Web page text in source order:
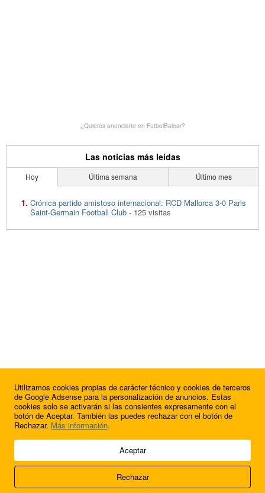
¿Quieres anunciarte en FutbolBalear?
Las noticias más leídas
Hoy Última semana Último mes
Crónica partido amistoso internacional: RCD Mallorca 3-0 Paris
Saint-Germain Football Club - 125 visitas
© 2009 - 2026 Soluciones Corporativas IP, SL.
Acerca de nosotros
FútbolBalear
Utilizamos cookies propias de carácter técnico y cookies de terceros
de Google Adsense para la personalización de anuncios. Estas
cookies solo se activarán si las consientes expresamente con el
botón de Aceptar. También las puedes rechazar con el botón de
Rechazar. Más información.
Aceptar
Rechazar